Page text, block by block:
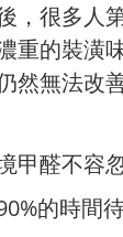
，很多人
重的裝潢
然無法改
甲醛不容
的時間